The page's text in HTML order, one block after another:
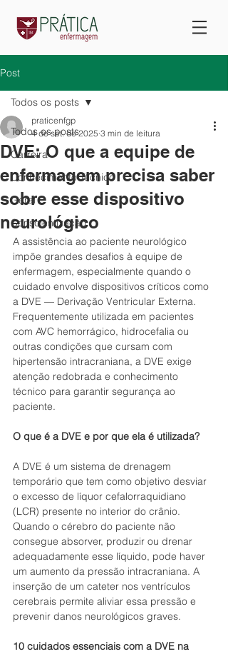
Post
Todos os posts
Carreira
Conhecimento Técnico
Geral
Conscientização
Todos os posts
DVE: O que a equipe de
enfermagem precisa saber
sobre esse dispositivo
neurológico
praticenfgp
4 de set. de 2025 3 min de leitura
A assistência ao paciente neurológico
impõe grandes desafios à equipe de
enfermagem, especialmente quando o
cuidado envolve dispositivos críticos como
a DVE — Derivação Ventricular Externa.
Frequentemente utilizada em pacientes
com AVC hemorrágico, hidrocefalia ou
outras condições que cursam com
hipertensão intracraniana, a DVE exige
atenção redobrada e conhecimento
técnico para garantir segurança ao
paciente.
O que é a DVE e por que ela é utilizada?
A DVE é um sistema de drenagem
temporário que tem como objetivo desviar
o excesso de líquor cefalorraquidiano
(LCR) presente no interior do crânio.
Quando o cérebro do paciente não
consegue absorver, produzir ou drenar
adequadamente esse líquido, pode haver
um aumento da pressão intracraniana. A
inserção de um cateter nos ventrículos
cerebrais permite aliviar essa pressão e
prevenir danos neurológicos graves.
10 cuidados essenciais com a DVE na